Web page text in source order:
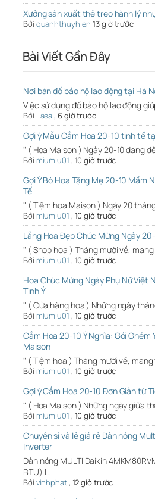
Xưởng sản xuất thẻ treo hành lý
Bởi quanhthuyhien 13 giờ trước
Bài Viết Gần Đây
Nơi bán đồ bảo hộ lao động tại Hà
Việc sử dụng đồ bảo hộ lao động
Bởi Lasa, 6 giờ trước
Gợi ý Mẫu Cắm Hoa 20-10 tinh tế
" ( Hoa Maison ) Ngày 20-10 đang
Bởi miumiu01 , 10 giờ trước
Gợi Ý Bó Hoa Tặng Mẹ 20-10 Mầm
Tế
" ( Tiệm hoa Maison ) Ngày 20
Bởi miumiu01 , 10 giờ trước
Lẵng Hoa Đẹp Chúc Mừng Ngày
" ( Shop hoa ) Tháng mười về,
Bởi miumiu01 , 10 giờ trước
Hoa Chúc Mừng Ngày Phụ Nữ Việt
Tình Ý
" ( Cửa hàng hoa ) Những ngày
Bởi miumiu01 , 10 giờ trước
Cắm Hoa 20-10 Ý Nghĩa: Gói Ghém
Maison
" ( Tiệm hoa ) Tháng mười về,
Bởi miumiu01 , 10 giờ trước
Gợi ý Cắm Hoa 20-10 Đơn Giản từ
" ( Hoa Maison ) Những ngày giữa
Bởi miumiu01 , 10 giờ trước
Chuyên sỉ và lẻ giá rẻ Dàn nóng
Inverter
Dàn nóng MULTI Daikin
BTU) l…
Bởi vinhphat, 12 giờ trước